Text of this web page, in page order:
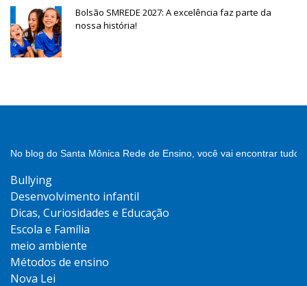
Bolsão SMREDE 2027: A excelência faz parte da
nossa história!
No blog do Santa Mônica Rede de Ensino, você vai encontrar
Bullying
Desenvolvimento infantil
Dicas, Curiosidades e Educação
Escola e Família
meio ambiente
Métodos de ensino
Nova Lei